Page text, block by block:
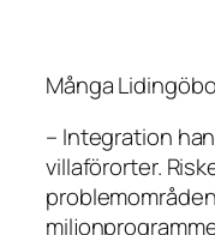
Många
– Integration
villaförorter.